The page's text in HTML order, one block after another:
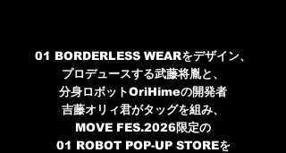
01 BORDERLESS WEARをデザイン、
プロデュースする武藤将胤と、
分身ロボットOriHimeの開発者
吉藤オリィ君がタッグを組み、
MOVE FES.2026限定の
01 ROBOT POP-UP STOREを